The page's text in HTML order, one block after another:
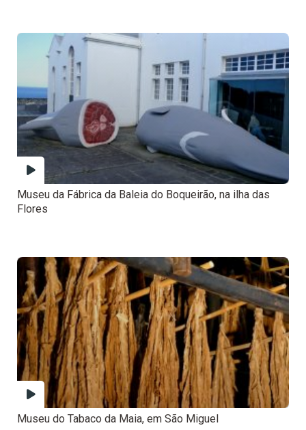
Museu da Fábrica da Baleia do Boqueirão, na ilha das
Flores
Museu do Tabaco da Maia, em São Miguel